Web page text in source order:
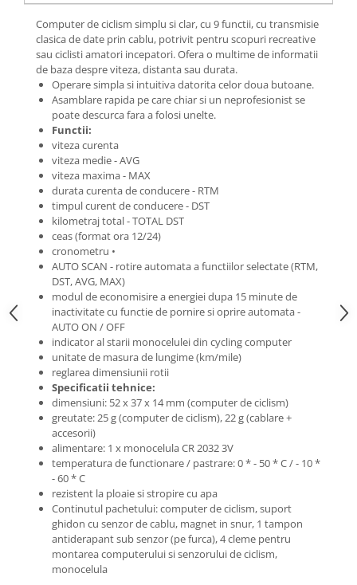
Aparatori noroi
Oglinda
Pompe
Sonerie
Diverse
Accesorii Remorca
Roti ajutatoare
Scaune pentru Copii
Transport si Depozitare
Roti Fata
Roti Spate
Frane V-Brake
Set Roti
Suspensii Spate
Butuci Roata
Pinioane
Schimbator Pinioane
Schimbator Foi
Manete Schimbator
Etrier frana
Jante
Angrenaje
Ureche cadru
Disc frana
Monobloc
Computer de ciclism simplu si clar, cu 9 functii, cu transmisie
clasica de date prin cablu, potrivit pentru scopuri recreative
sau ciclisti amatori incepatori. Ofera o multime de informatii
de baza despre viteza, distanta sau durata.
Operare simpla si intuitiva datorita celor doua butoane.
Asamblare rapida pe care chiar si un neprofesionist se
poate descurca fara a folosi unelte.
Functii:
viteza curenta
viteza medie - AVG
viteza maxima - MAX
durata curenta de conducere - RTM
timpul curent de conducere - DST
kilometraj total - TOTAL DST
ceas (format ora 12/24)
cronometru •
AUTO SCAN - rotire automata a functiilor selectate (RTM,
DST, AVG, MAX)
modul de economisire a energiei dupa 15 minute de
inactivitate cu functie de pornire si oprire automata -
AUTO ON / OFF
indicator al starii monocelulei din cycling computer
unitate de masura de lungime (km/mile)
reglarea dimensiunii rotii
Specificatii tehnice:
dimensiuni: 52 x 37 x 14 mm (computer de ciclism)
greutate: 25 g (computer de ciclism), 22 g (cablare +
accesorii)
alimentare: 1 x monocelula CR 2032 3V
temperatura de functionare / pastrare: 0 * - 50 * C / - 10 *
- 60 * C
rezistent la ploaie si stropire cu apa
Continutul pachetului: computer de ciclism, suport
ghidon cu senzor de cablu, magnet in snur, 1 tampon
antiderapant sub senzor (pe furca), 4 cleme pentru
montarea computerului si senzorului de ciclism,
monocelula